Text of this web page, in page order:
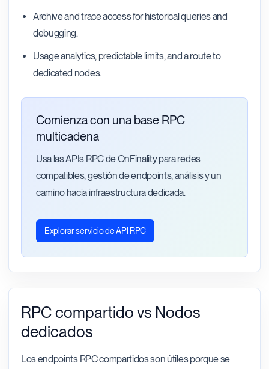
Archive and trace access for historical queries and
debugging.
Usage analytics, predictable limits, and a route to
dedicated nodes.
Comienza con una base RPC
multicadena
Usa las APIs RPC de OnFinality para redes
compatibles, gestión de endpoints, análisis y un
camino hacia infraestructura dedicada.
Explorar servicio de API RPC
RPC compartido vs Nodos
dedicados
Los endpoints RPC compartidos son útiles porque se